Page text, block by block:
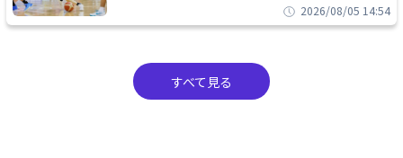
2026/08/05 14:54
すべて見る